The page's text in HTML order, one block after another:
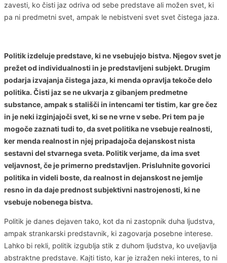
zavesti, ko čisti jaz odriva od sebe predstave ali možen svet, ki
pa ni predmetni svet, ampak le nebistveni svet svet čistega jaza.
Politik izdeluje predstave, ki ne vsebujejo bistva. Njegov svet je
prežet od individualnosti in je predstavljeni subjekt. Drugim
podarja izvajanja čistega jaza, ki menda opravlja tekoče delo
politika. Čisti jaz se ne ukvarja z gibanjem predmetne
substance, ampak s stališči in intencami ter tistim, kar gre čez
in je neki izginjajoči svet, ki se ne vrne v sebe. Pri tem pa je
mogoče zaznati tudi to, da svet politika ne vsebuje realnosti,
ker menda realnost in njej pripadajoča dejanskost nista
sestavni del stvarnega sveta. Politik verjame, da ima svet
veljavnost, če je primerno predstavljen. Prisluhnite govorici
politika in videli boste, da realnost in dejanskost ne jemlje
resno in da daje prednost subjektivni nastrojenosti, ki ne
vsebuje nobenega bistva.
Politik je danes dejaven tako, kot da ni zastopnik duha ljudstva,
ampak strankarski predstavnik, ki zagovarja posebne interese.
Lahko bi rekli, politik izgublja stik z duhom ljudstva, ko uveljavlja
abstraktne predstave. Kajti tisto, kar je izražen neki interes, to ni